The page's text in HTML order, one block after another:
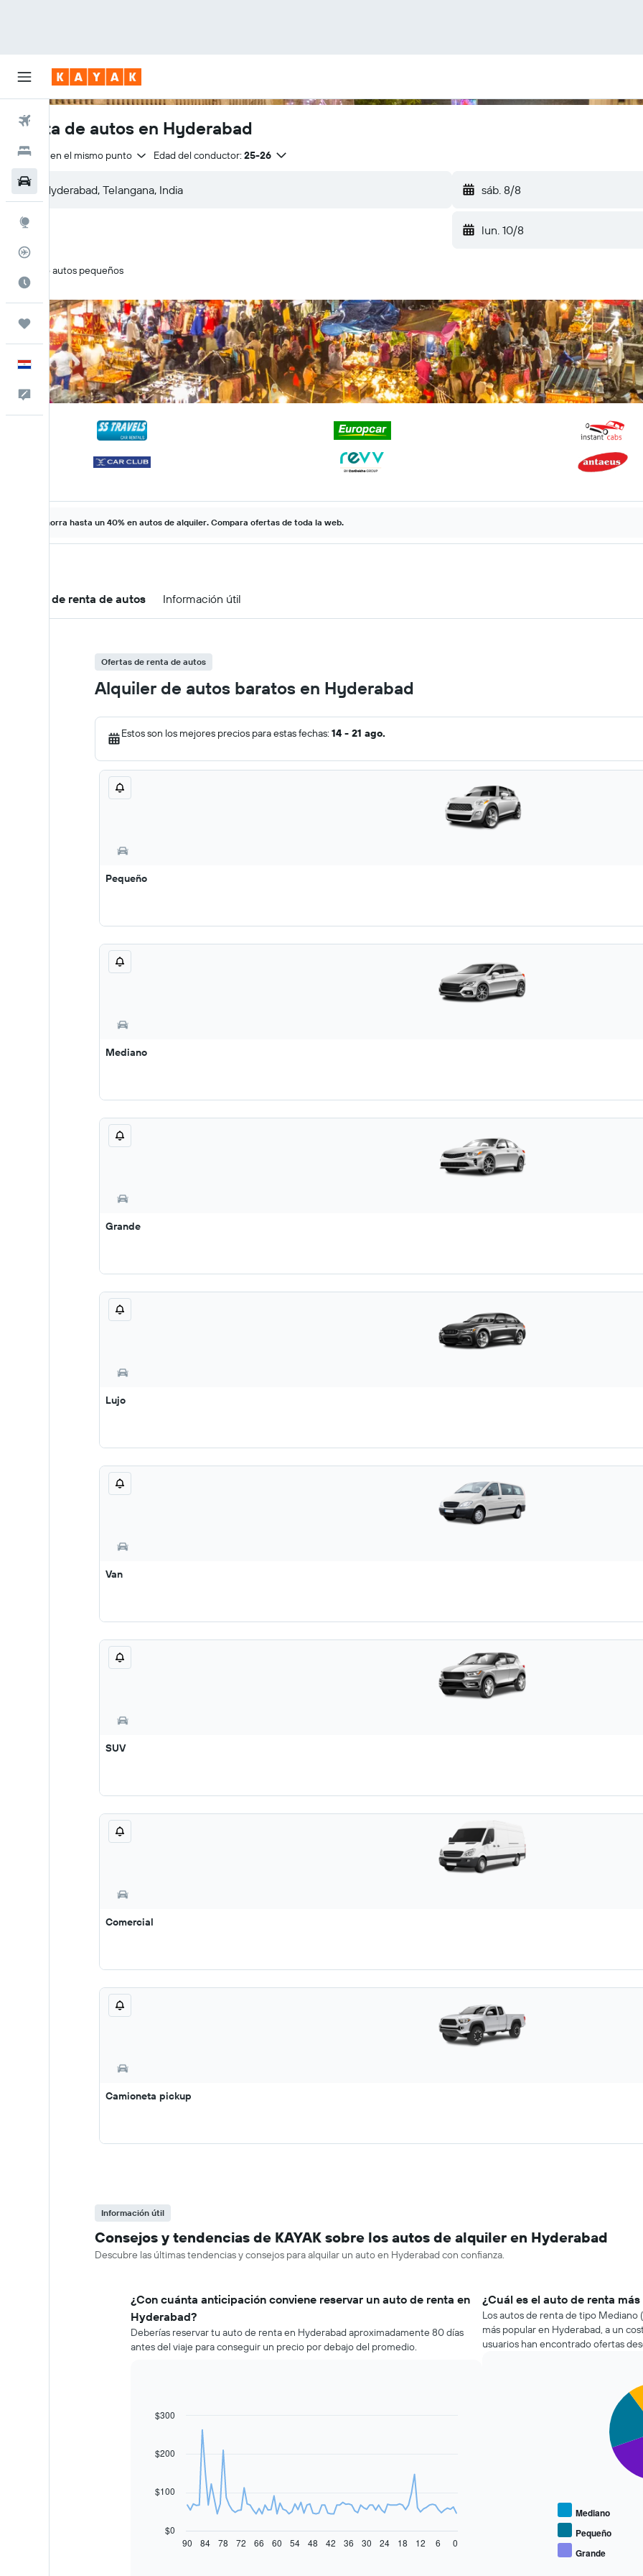
Vuelos
Hoteles
Trips
Español
Comentarios
Renta de autos en Hyderabad
Entrega en el mismo punto Edad del conductor: 25-26
sáb. 8/8
lun. 10/8
Solo autos pequeños
Ahorra hasta un 40% en autos de alquiler. Compara ofertas de toda la web.
Ofertas de renta de autos Información útil
Ofertas de renta de autos
Alquiler de autos baratos en Hyderabad
Estos son los mejores precios para estas fechas: 14 - 21 ago.
Pequeño
Mediano
Grande
Lujo
Van
SUV
Comercial
Camioneta pickup
Información útil
Consejos y tendencias de KAYAK sobre los autos de alquiler en Hyderabad
Descubre las últimas tendencias y consejos para alquilar un auto en Hyderabad con confianza.
¿Con cuánta anticipación conviene reservar un auto de renta en
Hyderabad?
Deberías reservar tu auto de renta en Hyderabad aproximadamente 80 días
antes del viaje para conseguir un precio por debajo del promedio.
Line
91
data
El
siguiente
gráfico
muestra
Chart
$0
$100
$200
$300
90 60 30 0
84 78 72 66 54 48 42 36 24 18 12 6
¿Cuál es el auto de renta
Los autos de renta de tipo Mediano
más popular en Hyderabad, a un
usuarios han encontrado ofertas
Mediano
Pequeño
Grande